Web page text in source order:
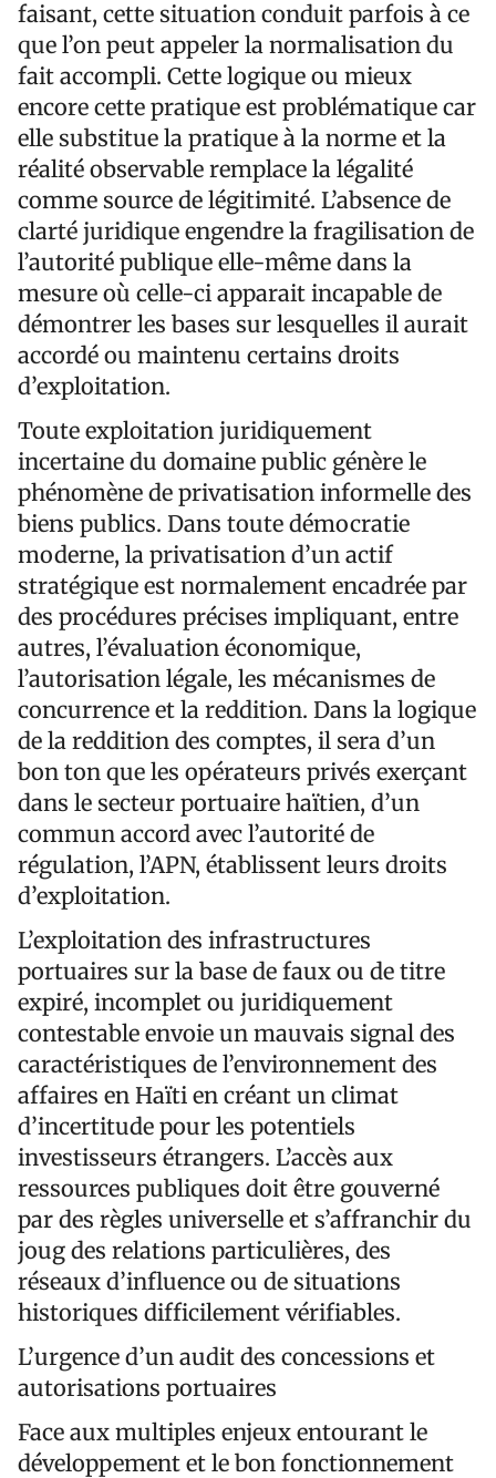
faisant, cette situation conduit parfois à ce
que l’on peut appeler la normalisation du
fait accompli. Cette logique ou mieux
encore cette pratique est problématique car
elle substitue la pratique à la norme et la
réalité observable remplace la légalité
comme source de légitimité. L’absence de
clarté juridique engendre la fragilisation de
l’autorité publique elle-même dans la
mesure où celle-ci apparait incapable de
démontrer les bases sur lesquelles il aurait
accordé ou maintenu certains droits
d’exploitation.
Toute exploitation juridiquement
incertaine du domaine public génère le
phénomène de privatisation informelle des
biens publics. Dans toute démocratie
moderne, la privatisation d’un actif
stratégique est normalement encadrée par
des procédures précises impliquant, entre
autres, l’évaluation économique,
l’autorisation légale, les mécanismes de
concurrence et la reddition. Dans la logique
de la reddition des comptes, il sera d’un
bon ton que les opérateurs privés exerçant
dans le secteur portuaire haïtien, d’un
commun accord avec l’autorité de
régulation, l’APN, établissent leurs droits
d’exploitation.
L’exploitation des infrastructures
portuaires sur la base de faux ou de titre
expiré, incomplet ou juridiquement
contestable envoie un mauvais signal des
caractéristiques de l’environnement des
affaires en Haïti en créant un climat
d’incertitude pour les potentiels
investisseurs étrangers. L’accès aux
ressources publiques doit être gouverné
par des règles universelle et s’affranchir du
joug des relations particulières, des
réseaux d’influence ou de situations
historiques difficilement vérifiables.
L’urgence d’un audit des concessions et
autorisations portuaires
Face aux multiples enjeux entourant le
développement et le bon fonctionnement